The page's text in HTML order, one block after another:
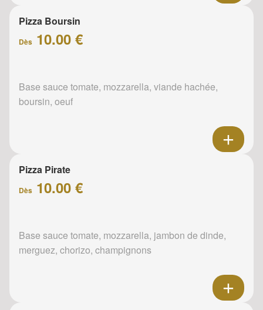
Pizza Boursin
Dès 10.00 €
Base sauce tomate, mozzarella, viande hachée,
boursin, oeuf
Pizza Pirate
Dès 10.00 €
Base sauce tomate, mozzarella, jambon de dinde,
merguez, chorizo, champignons